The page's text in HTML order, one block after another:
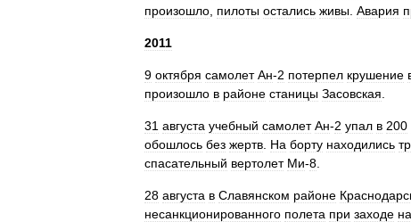
произошло пилоты остались живы Авария
2011
9 октября самолет Ан-2 потерпел крушение
произошло в районе станицы Засовская
31 августа учебный самолет Ан-2 упал в 200
обошлось без жертв На борту находились
спасательный вертолет Ми-8
28 августа в Славянском районе
несанкционированного полета при заходе на